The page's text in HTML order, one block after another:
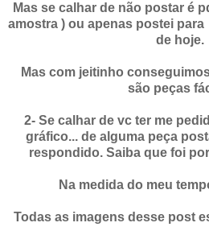
Mas se calhar de não postar é
amostra ) ou apenas postei
de hoje.
Mas com jeitinho
são peças
2- Se calhar de vc ter me
gráfico... de alguma peça
respondido. Saiba que foi
Na medida do meu
Todas as imagens desse post